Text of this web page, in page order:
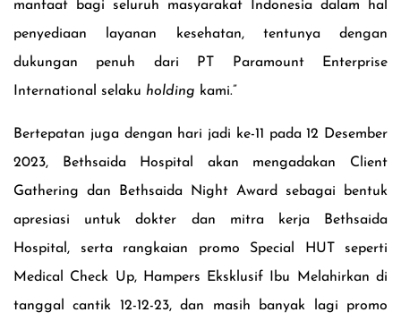
manfaat bagi seluruh masyarakat Indonesia dalam hal
penyediaan layanan kesehatan, tentunya dengan
dukungan penuh dari PT Paramount Enterprise
International selaku holding kami.”
Bertepatan juga dengan hari jadi ke-11 pada 12 Desember
2023, Bethsaida Hospital akan mengadakan Client
Gathering dan Bethsaida Night Award sebagai bentuk
apresiasi untuk dokter dan mitra kerja Bethsaida
Hospital, serta rangkaian promo Special HUT seperti
Medical Check Up, Hampers Eksklusif Ibu Melahirkan di
tanggal cantik 12-12-23, dan masih banyak lagi promo